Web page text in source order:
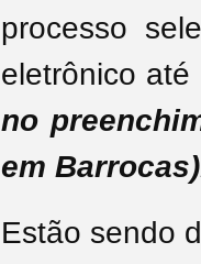
processo
eletrônico
no
em
Estão sendo